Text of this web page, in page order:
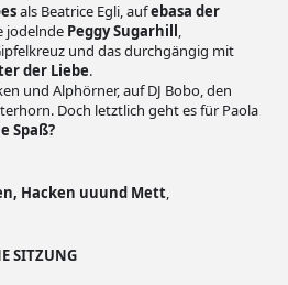
als Beatrice Egli, aufebasa der
jodelnde Peggy Sugarhill,
und das durchgängig mit
der Liebe.
und Alphörner, auf DJ Bobo, den
Doch letztlich geht es für Paola
Spaß?
Hacken uuund Mett,
SITZUNG